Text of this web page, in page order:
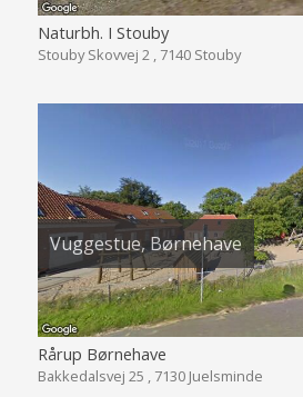
Naturbh. I Stouby
Stouby Skovvej 2 , 7140 Stouby
Vuggestue, Børnehave
Rårup Børnehave
Bakkedalsvej 25 , 7130 Juelsminde